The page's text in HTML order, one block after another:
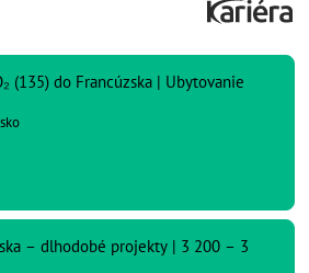
(135) do Francúzska | Ubytovanie
– dlhodobé projekty | 3 200 – 3